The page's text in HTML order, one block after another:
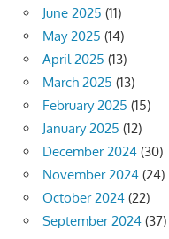
June 2025 (11)
May 2025 (14)
April 2025 (13)
March 2025 (13)
February 2025 (15)
January 2025 (12)
December 2024 (30)
November 2024 (24)
October 2024 (22)
September 2024 (37)